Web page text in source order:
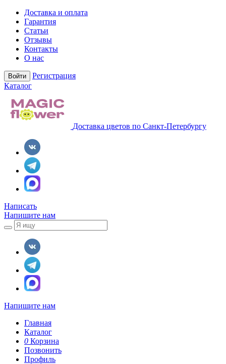
Доставка и оплата
Гарантия
Статьи
Отзывы
Контакты
О нас
Войти
Регистрация
Каталог
Доставка цветов по Санкт-Петербургу
Написать
Напишите нам
Напишите нам
Главная
Каталог
0 Корзина
Позвонить
Профиль